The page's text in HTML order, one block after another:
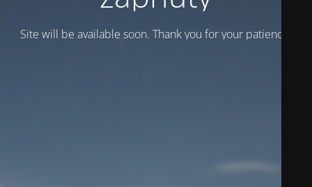
Site will be available soon. Thank you for your patience!